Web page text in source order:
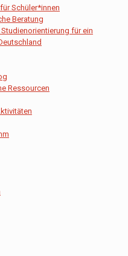
Schüler*innen
Beratung
für ein
Ressourcen